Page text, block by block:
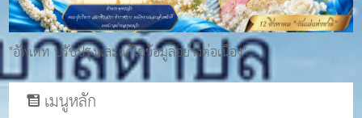
"อัพเดท ปรับปรุงและแก้ไขข้อมูลอย่างต่อเนื่อง"
เมนูหลัก